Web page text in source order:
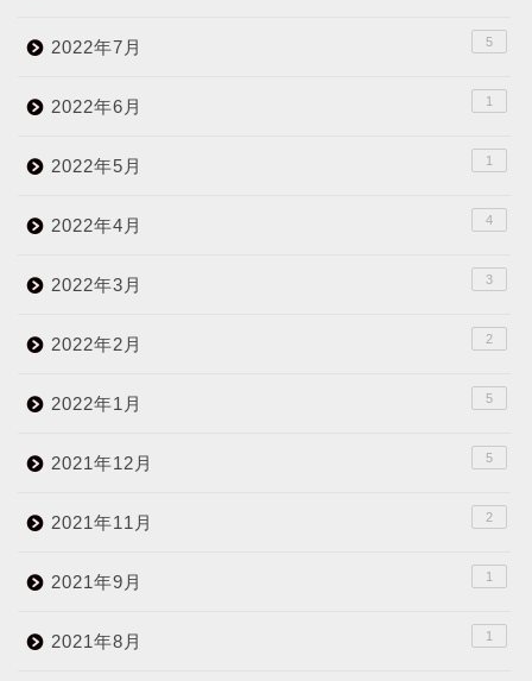
2022年7月 5
2022年6月 1
2022年5月 1
2022年4月 4
2022年3月 3
2022年2月 2
2022年1月 5
2021年12月 5
2021年11月 2
2021年9月 1
2021年8月 1